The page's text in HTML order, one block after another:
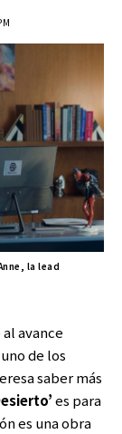
la lead
avance
de los
saber más
es para
es una obra